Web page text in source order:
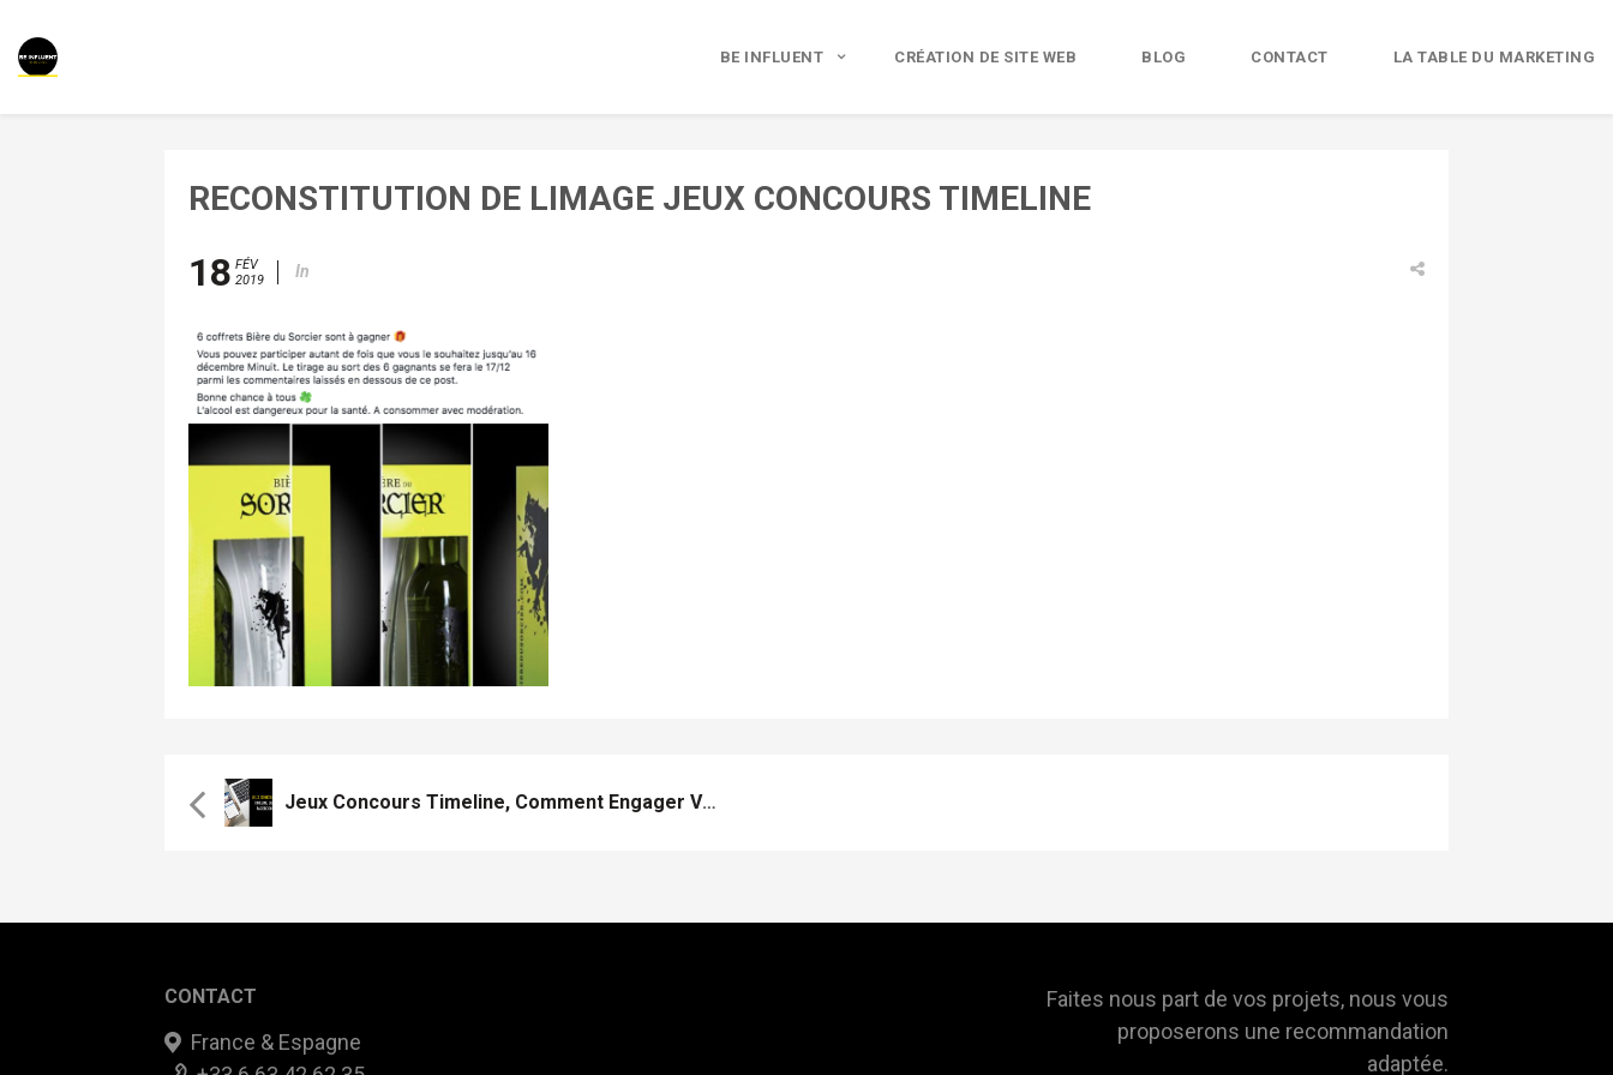
BE INFLUENT CRÉATION DE SITE WEB BLOG CONTACT LA TABLE DU MARKETING
RECONSTITUTION DE LIMAGE JEUX CONCOURS TIMELINE
18 FÉV
2019
In
Jeux Concours Timeline, Comment Engager Votre Communauté
CONTACT
France & Espagne
Faites nous part de vos projets, nous vous
proposerons une recommandation
adaptée.